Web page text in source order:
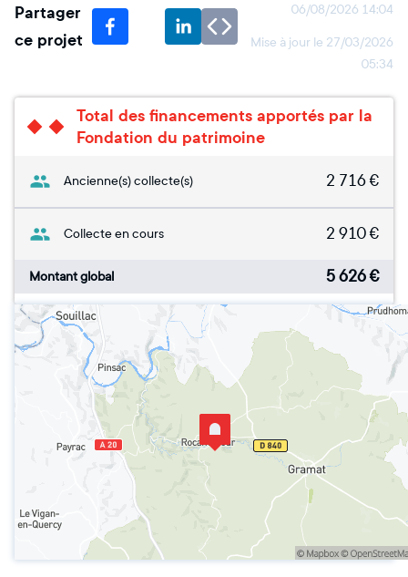
Partager
ce projet
06/08/2026 14:04
Mise à jour le 27/03/2026
05:34
Total des financements apportés par la
Fondation du patrimoine
Ancienne(s) collecte(s) 2 716€
Collecte en cours 2 910€
Montant global 5 626€